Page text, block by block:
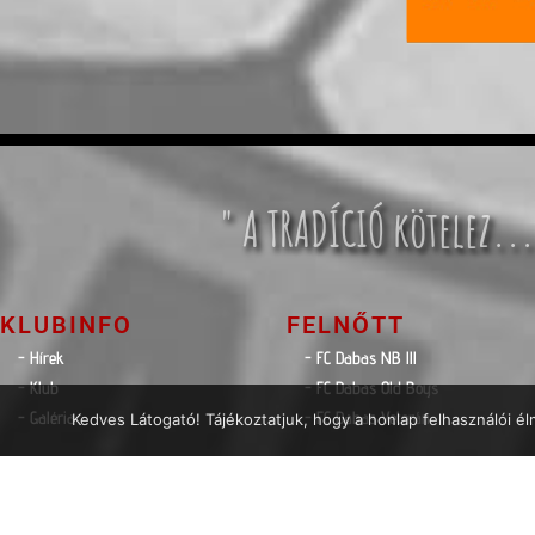
" A TRADÍCIÓ
KLUBINFO
- Hírek
- Klub
- Galéria
FELNŐTT
- FC Dabas NB lll
- FC Dabas Old Boys
- FC Dabas Veterán
Kedves Látogató! Tájékoztatjuk, hogy a honlap felhasználói